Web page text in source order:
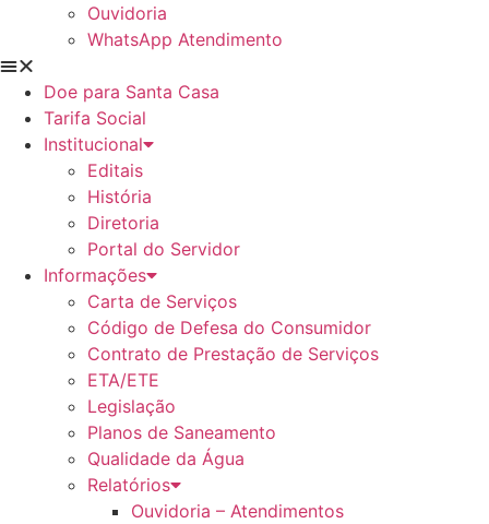
Ouvidoria
WhatsApp Atendimento
Doe para Santa Casa
Tarifa Social
Institucional
Editais
História
Diretoria
Portal do Servidor
Informações
Carta de Serviços
Código de Defesa do Consumidor
Contrato de Prestação de Serviços
ETA/ETE
Legislação
Planos de Saneamento
Qualidade da Água
Relatórios
Ouvidoria – Atendimentos